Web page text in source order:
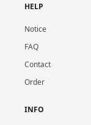
HELP
Notice
FAQ
Contact
Order
INFO